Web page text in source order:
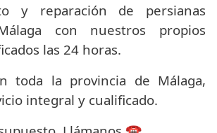
y reparación de persianas
con nuestros propios
las 24 horas.
toda la provincia de Málaga,
integral y cualificado.